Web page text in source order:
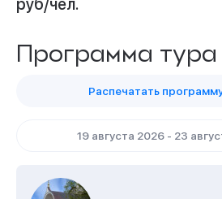
руб/чел.
Программа тура
19 августа 2026 - 23
Распечатать